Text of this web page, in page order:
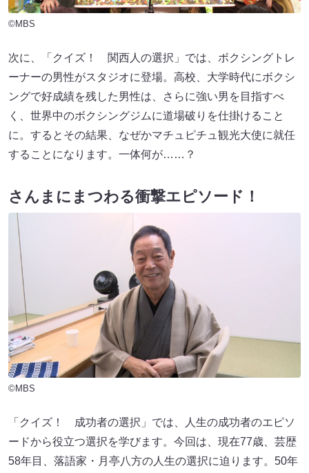
©MBS
次に、「クイズ！ 関西人の選択」では、ボクシングトレ
ーナーの男性がスタジオに登場。高校、大学時代にボクシ
ングで好成績を残した男性は、さらに強い男を目指すべ
く、世界中のボクシングジムに道場破りを仕掛けること
に。するとその結果、なぜかマチュピチュ観光大使に就任
することになります。一体何が……？
さんまにまつわる衝撃エピソード！
©MBS
「クイズ！ 成功者の選択」では、人生の成功者のエピソ
ードから役立つ選択を学びます。今回は、現在77歳、芸歴
58年目、落語家・月亭八方の人生の選択に迫ります。50年